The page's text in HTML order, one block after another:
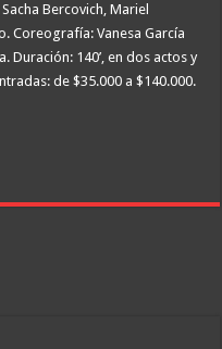
Bercovich, Mariel
Coreografía: Vanesa García
Duración: 140’, en dos actos y
de $35.000 a $140.000.